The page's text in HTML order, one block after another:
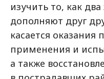
изучить то, как
дополняют друг
касается
применения и
а также